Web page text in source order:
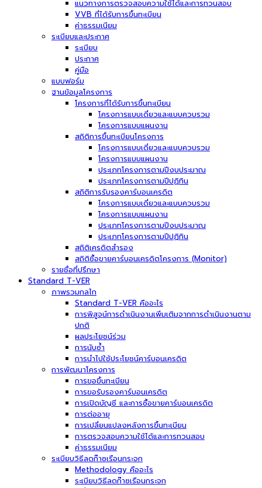
แนวทางการตรวจสอบความใช้ได้และการทวนสอบ
VVB ที่ได้รับการขึ้นทะเบียน
ค่าธรรมเนียม
ระเบียบและประกาศ
ระเบียบ
ประกาศ
คู่มือ
แบบฟอร์ม
ฐานข้อมูลโครงการ
โครงการที่ได้รับการขึ้นทะเบียน
โครงการแบบเดี่ยวและแบบควบรวม
โครงการแบบแผนงาน
สถิติการขึ้นทะเบียนโครงการ
โครงการแบบเดี่ยวและแบบควบรวม
โครงการแบบแผนงาน
ประเภทโครงการตามปีงบประมาณ
ประเภทโครงการตามปีปฏิทิน
สถิติการรับรองคาร์บอนเครดิต
โครงการแบบเดี่ยวและแบบควบรวม
โครงการแบบแผนงาน
ประเภทโครงการตามปีงบประมาณ
ประเภทโครงการตามปีปฏิทิน
สถิติเครดิตสำรอง
สถิติซื้อขายคาร์บอนเครดิตโครงการ (Monitor)
รายชื่อที่ปรึกษา
Standard T-VER
ภาพรวมกลไก
Standard T-VER คืออะไร
การพิสูจน์การดำเนินงานเพิ่มเติมจากการดำเนินงานตาม
ปกติ
ผลประโยชน์ร่วม
การนับซ้ำ
การนำไปใช้ประโยชน์คาร์บอนเครดิต
การพัฒนาโครงการ
การขอขึ้นทะเบียน
การขอรับรองคาร์บอนเครดิต
การเปิดบัญชี และการซื้อขายคาร์บอนเครดิต
การต่ออายุ
การเปลี่ยนแปลงหลังการขึ้นทะเบียน
การตรวจสอบความใช้ได้และการทวนสอบ
ค่าธรรมเนียม
ระเบียบวิธีลดก๊าซเรือนกระจก
Methodology คืออะไร
ระเบียบวิธีลดก๊าซเรือนกระจก